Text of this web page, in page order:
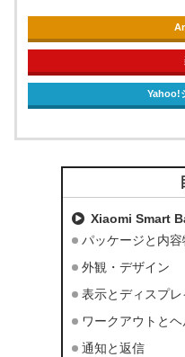
Yahoo!
Xiaomi Smart
パッケージと内容
外観・デザイン
表示とディスプレ
ワークアウトと
通知と返信